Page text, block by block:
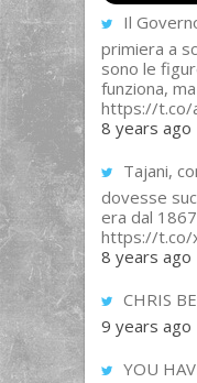
Il
primiera a
sono le
funziona,
https://t.co/
8 years ago
Tajani,
dovesse
era dal
https://t.co/
8 years ago
CHRIS
9 years ago
YOU